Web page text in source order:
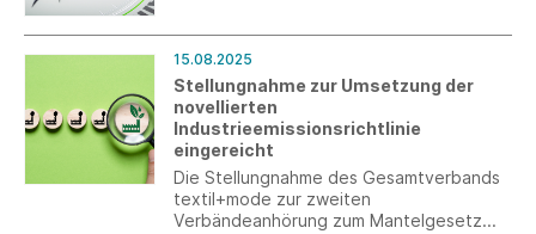
produzierende, kleine und mittlere
Unternehmen ein.
15.08.2025
Stellungnahme zur Umsetzung der
novellierten
Industrieemissionsrichtlinie
eingereicht
Die Stellungnahme des Gesamtverbands
textil+mode zur zweiten
Verbändeanhörung zum Mantelgesetz